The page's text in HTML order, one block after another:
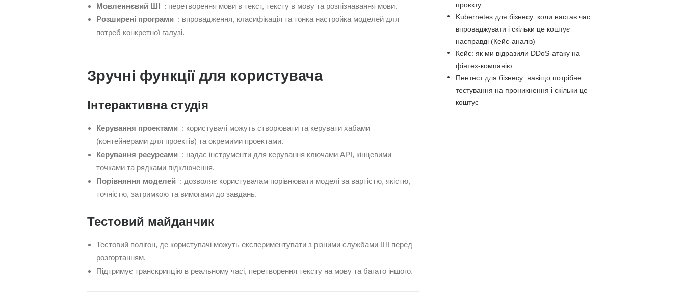
Мовленнєвий ШІ: перетворення мови в текст, тексту в мову та розпізнавання мови.
Розширені програми: впровадження, класифікація та тонка настройка моделей для
потреб конкретної галузі.
Зручні функції для користувача
Інтерактивна студія
Керування проектами: користувачі можуть створювати та керувати хабами
(контейнерами для проектів) та окремими проектами.
Керування ресурсами: надає інструменти для керування ключами API, кінцевими
точками та рядками підключення.
Порівняння моделей: дозволяє користувачам порівнювати моделі за вартістю, якістю,
точністю, затримкою та вимогами до завдань.
Тестовий майданчик
Тестовий полігон, де користувачі можуть експериментувати з різними службами ШІ перед
розгортанням.
Підтримує транскрипцію в реальному часі, перетворення тексту на мову та багато іншого.
проєкту
Kubernetes для бізнесу: коли настав час
впроваджувати і скільки це коштує
насправді (Кейс-аналіз)
Кейс: як ми відразили DDoS-атаку на
фінтех-компанію
Пентест для бізнесу: навіщо потрібне
тестування на проникнення і скільки це
коштує